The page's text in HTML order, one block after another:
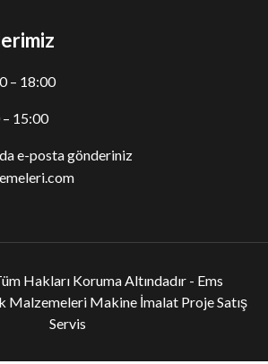
– 18:00
15:00
e-posta gönderiniz
Hakları Koruma Altındadır - Ems
Malzemeleri Makine İmalat Proje Satış
Servis